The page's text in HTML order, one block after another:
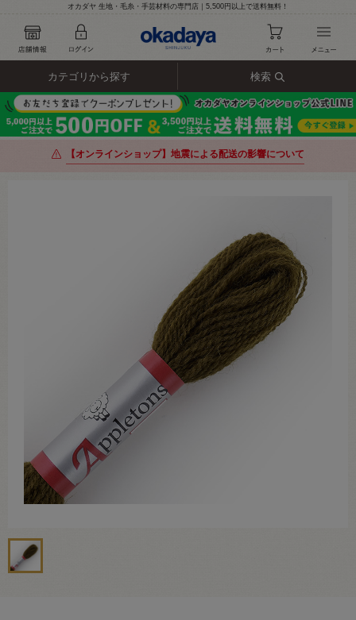
オカダヤ 生地・毛糸・手芸材料の専門店｜5,500円以上で送料無料！
カテゴリから探す 検索
【オンラインショップ】地震による配送の影響について